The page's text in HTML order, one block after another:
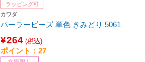
ラッピング可
カワダ
パーラービーズ 単色 きみどり 5061
¥264 (税込)
ポイント：27